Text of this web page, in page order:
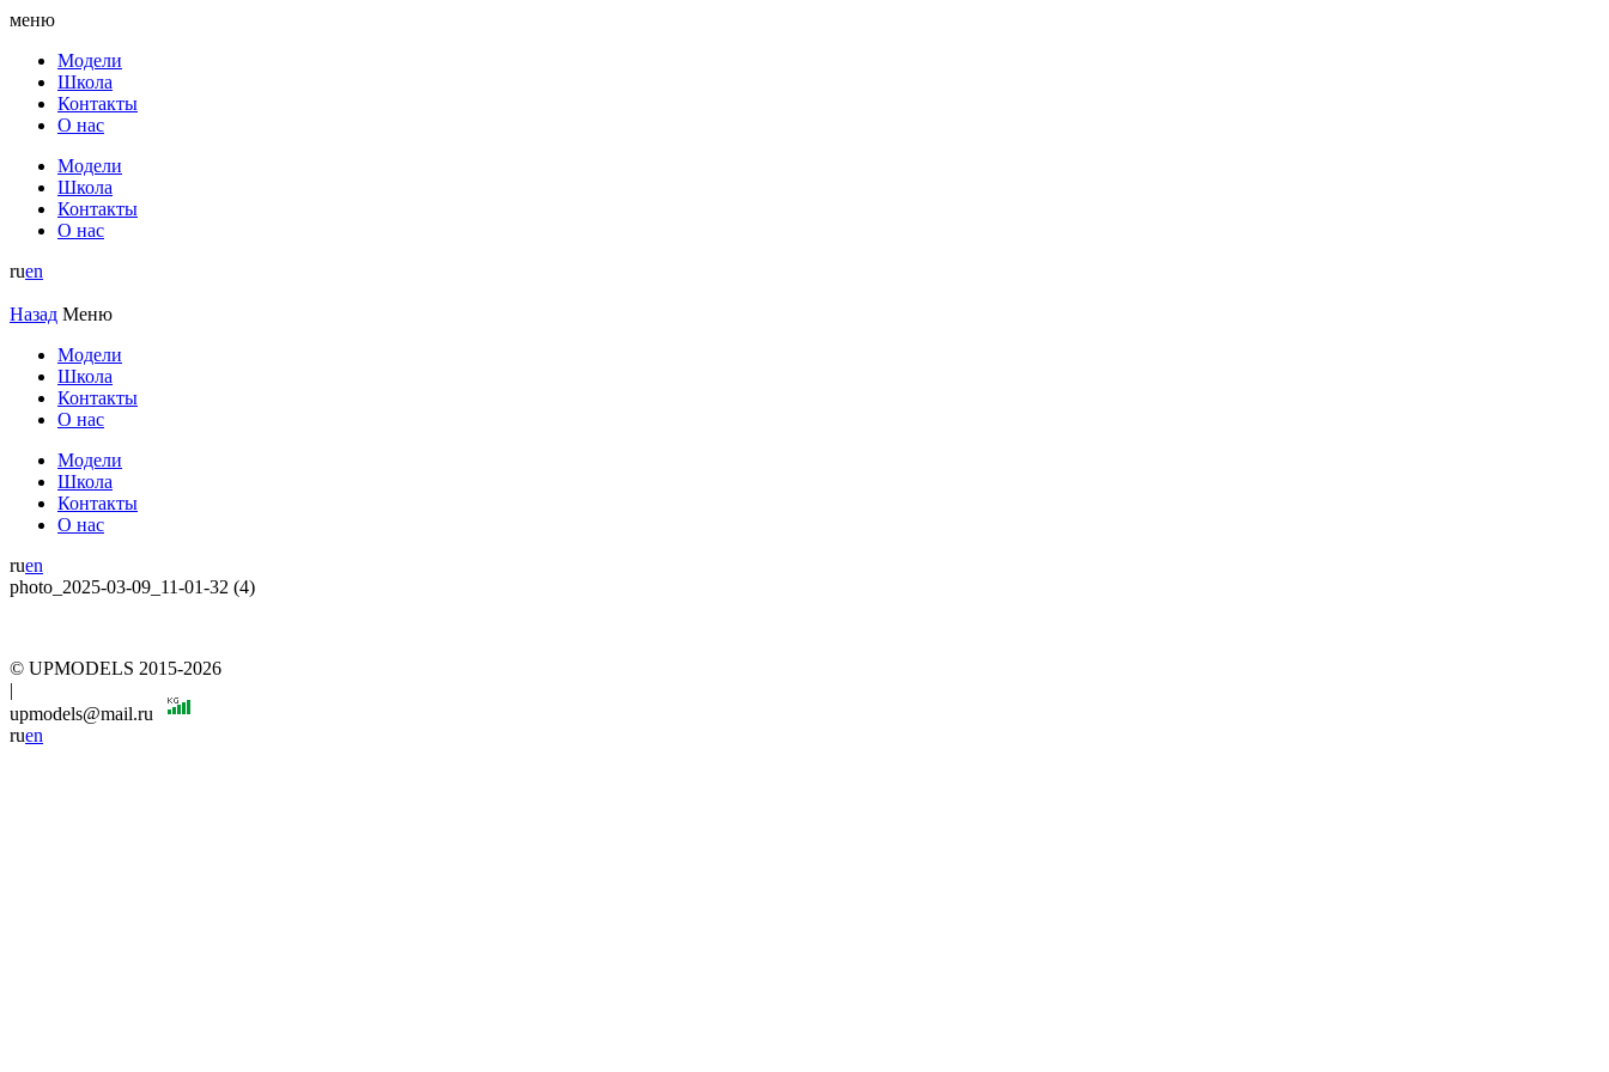
меню
Модели
Школа
Контакты
О нас
Модели
Школа
Контакты
О нас
ruen
Назад Меню
Модели
Школа
Контакты
О нас
Модели
Школа
Контакты
О нас
ruen
photo_2025-03-09_11-01-32 (4)
© UPMODELS 2015-2026
|
upmodels@mail.ru
ruen